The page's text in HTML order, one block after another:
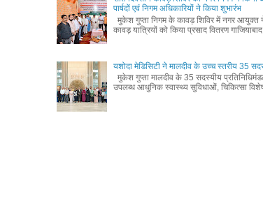
पार्षदों एवं निगम अधिकारियों ने किया शुभारंभ
मुकेश गुप्ता निगम के कावड़ शिविर में नगर
कावड़ यात्रियों को किया प्रसाद वितरण गाजियाबाद
यशोदा मेडिसिटी ने मालदीव के उच्च स्तरीय 35
मुकेश गुप्ता मालदीव के 35 सदस्यीय
उपलब्ध आधुनिक स्वास्थ्य सुविधाओं, चिकित्सा